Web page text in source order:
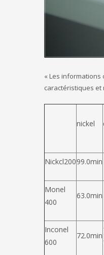
« Les
caractéristiques et
nickel
Nickcl20099.0min
Monel
400
63.0min
Inconel
600
72.0min